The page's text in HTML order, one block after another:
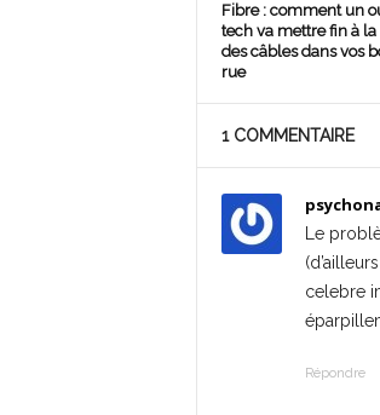
Fibre : comment un
tech va mettre fin à
des câbles dans vos
rue
1 COMMENTAIRE
Le
celebre
Répondre